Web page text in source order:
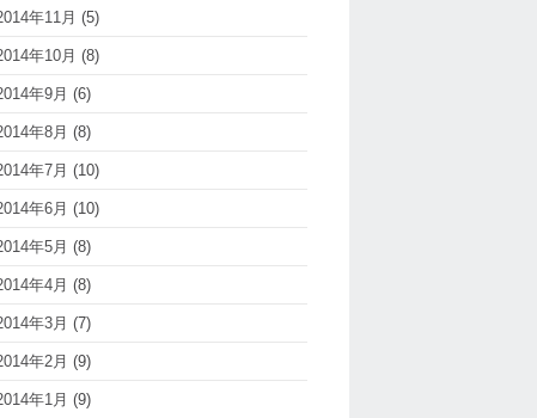
年11月 (5)
年10月 (8)
年9月 (6)
年8月 (8)
年7月 (10)
年6月 (10)
年5月 (8)
年4月 (8)
年3月 (7)
年2月 (9)
年1月 (9)